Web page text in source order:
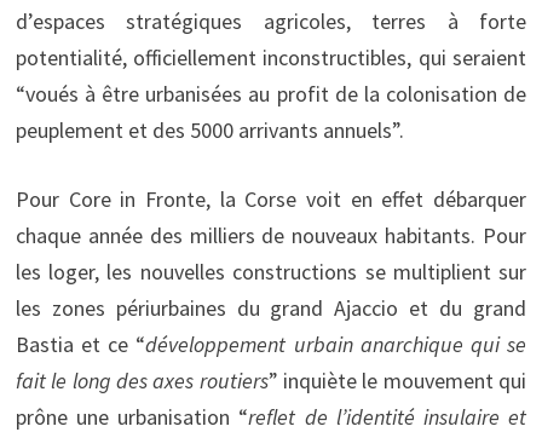
d’espaces stratégiques agricoles, terres à forte
potentialité, officiellement inconstructibles, qui seraient
“voués à être urbanisées au profit de la colonisation de
peuplement et des 5000 arrivants annuels”.
Pour Core in Fronte, la Corse voit en effet débarquer
chaque année des milliers de nouveaux habitants. Pour
les loger, les nouvelles constructions se multiplient sur
les zones périurbaines du grand Ajaccio et du grand
Bastia et ce “développement urbain anarchique qui se
fait le long des axes routiers” inquiète le mouvement qui
prône une urbanisation “reflet de l’identité insulaire et